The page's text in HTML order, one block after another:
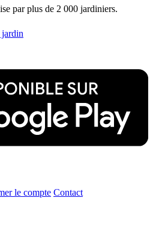
par plus de 2 000 jardiniers.
jardin
le compte Contact